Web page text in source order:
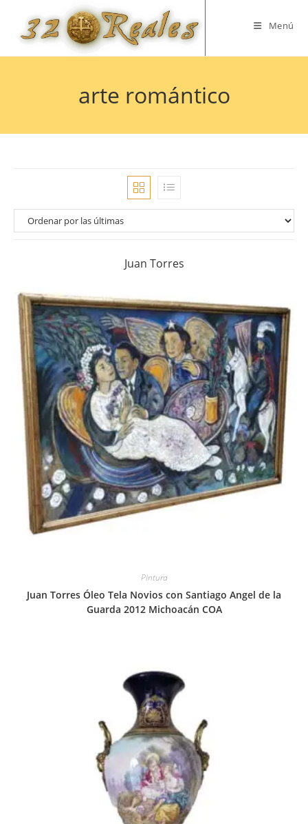
contenido
Menú
arte romántico
Juan Torres
Pintura
Juan Torres Óleo Tela Novios con Santiago Angel de la
Guarda 2012 Michoacán COA